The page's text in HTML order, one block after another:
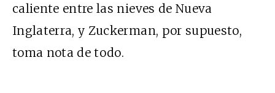
caliente entre las nieves de Nueva
Inglaterra, y Zuckerman, por supuesto,
toma nota de todo.